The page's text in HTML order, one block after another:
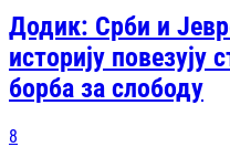
Додик: Срби и
историју
борба за слободу
8